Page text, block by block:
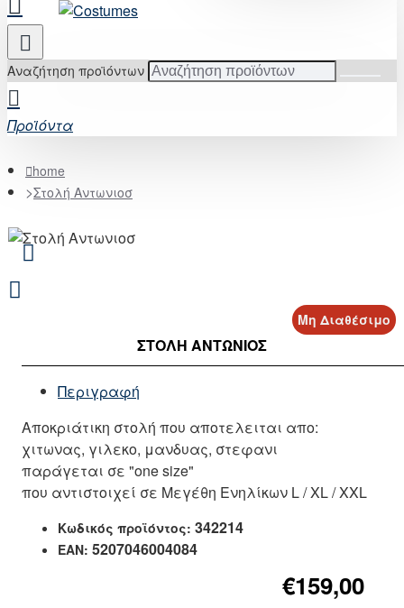
Αναζήτηση προϊόντων
Προϊόντα
home
Στολή Αντωνιοσ
Μη Διαθέσιμο
ΣΤΟΛΉ ΑΝΤΩΝΙΟΣ
Περιγραφή
Αποκριάτικη στολή που αποτελειται απο:
χιτωνας, γιλεκο, μανδυας, στεφανι
παράγεται σε "one size"
που αντιστοιχεί σε Μεγέθη Ενηλίκων L / XL / XXL
Κωδικός προϊόντος: 342214
EAN: 5207046004084
€159,00